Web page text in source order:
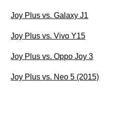
Joy Plus vs. Galaxy J1
Joy Plus vs. Vivo Y15
Joy Plus vs. Oppo Joy 3
Joy Plus vs. Neo 5 (2015)